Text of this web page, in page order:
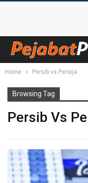
Home Persib vs Persija
Browsing Tag
Persib Vs